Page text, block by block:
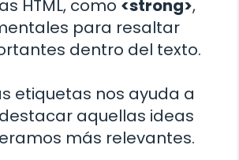
HTML, como <strong>,
para resaltar
dentro del texto.
etiquetas nos ayuda a
aquellas ideas
más relevantes.